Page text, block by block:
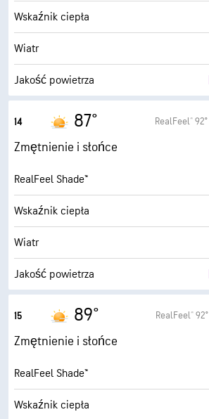
Wskaźnik ciepła
Wiatr
Jakość powietrza
Maksymalny wskaźnik UV
Porywy wiatru
Wilgotność
Punkt rosy
AccuLumen Brightness Index™
Zachmurzenie
14 87° RealFeel® 92°
Zmętnienie i słońce
RealFeel Shade™
Wskaźnik ciepła
Wiatr
Jakość powietrza
Maksymalny wskaźnik UV
Porywy wiatru
Wilgotność
Punkt rosy
15 89° RealFeel® 92°
Zmętnienie i słońce
RealFeel Shade™
Wskaźnik ciepła